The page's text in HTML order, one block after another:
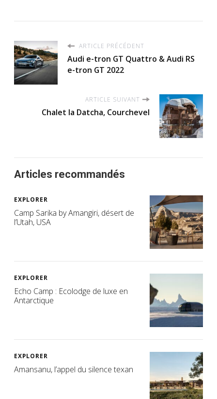
ARTICLE PRÉCÉDENT
Audi e-tron GT Quattro & Audi RS
e-tron GT 2022
ARTICLE SUIVANT
Chalet la Datcha, Courchevel
Articles recommandés
EXPLORER
Camp Sarika by Amangiri, désert de
l’Utah, USA
EXPLORER
Echo Camp : Ecolodge de luxe en
Antarctique
EXPLORER
Amansanu, l’appel du silence texan